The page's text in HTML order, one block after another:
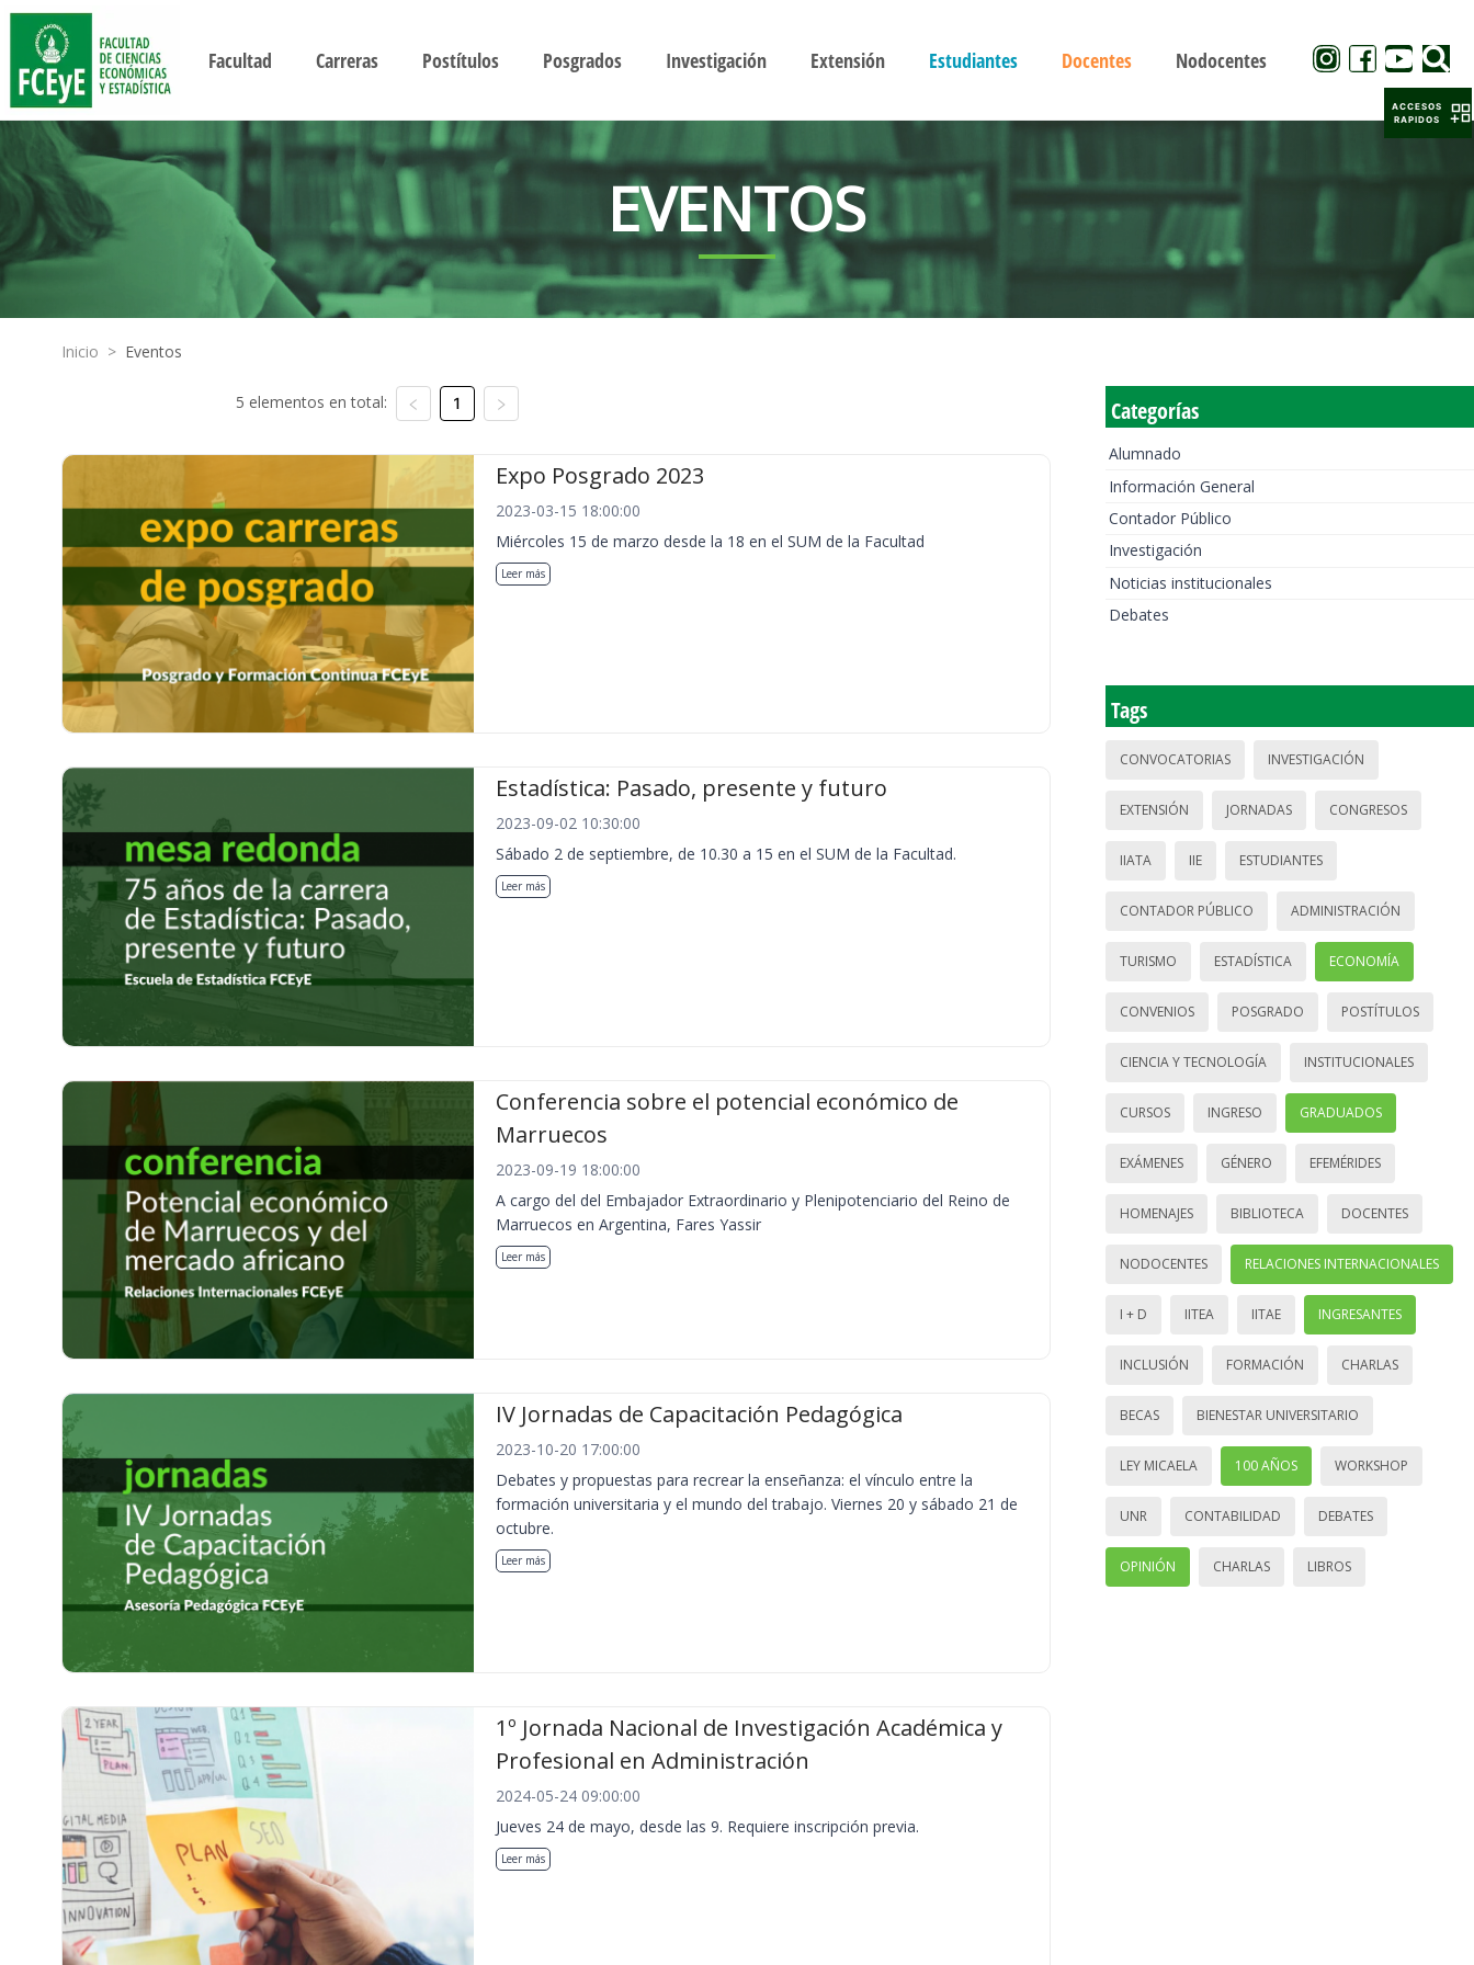
Facultad Carreras Postítulos Posgrados Investigación Extensión Estudiantes Docentes Nodocentes
EVENTOS
Inicio > Eventos
5 elementos en total: 1
Expo Posgrado 2023
2023-03-15 18:00:00
Miércoles 15 de marzo desde la 18 en el SUM de la Facultad
Leer más
Estadística: Pasado, presente y futuro
2023-09-02 10:30:00
Sábado 2 de septiembre, de 10.30 a 15 en el SUM de la Facultad.
Leer más
Conferencia sobre el potencial económico de
Marruecos
2023-09-19 18:00:00
A cargo del del Embajador Extraordinario y Plenipotenciario del Reino de
Marruecos en Argentina, Fares Yassir
Leer más
IV Jornadas de Capacitación Pedagógica
2023-10-20 17:00:00
Debates y propuestas para recrear la enseñanza: el vínculo entre la
formación universitaria y el mundo del trabajo. Viernes 20 y sábado 21 de
octubre.
Leer más
1º Jornada Nacional de Investigación Académica y
Profesional en Administración
2024-05-24 09:00:00
Jueves 24 de mayo, desde las 9. Requiere inscripción previa.
Leer más
Categorías
Alumnado
Información General
Contador Público
Investigación
Noticias institucionales
Debates
Tags
CONVOCATORIAS INVESTIGACIÓN
EXTENSIÓN JORNADAS CONGRESOS
IIATA IIE ESTUDIANTES
CONTADOR PÚBLICO ADMINISTRACIÓN
TURISMO ESTADÍSTICA ECONOMÍA
CONVENIOS POSGRADO POSTÍTULOS
CIENCIA Y TECNOLOGÍA INSTITUCIONALES
CURSOS INGRESO GRADUADOS
EXÁMENES GÉNERO EFEMÉRIDES
HOMENAJES BIBLIOTECA DOCENTES
NODOCENTES RELACIONES INTERNACIONALES
I + D IITEA IITAE INGRESANTES
INCLUSIÓN FORMACIÓN CHARLAS
BECAS BIENESTAR UNIVERSITARIO
LEY MICAELA 100 AÑOS WORKSHOP
UNR CONTABILIDAD DEBATES
OPINIÓN CHARLAS LIBROS
ACCESOS
RAPIDOS